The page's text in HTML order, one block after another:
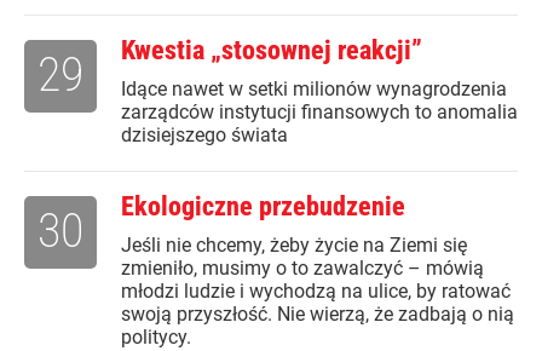
Kwestia „stosownej reakcji”
Idące nawet w setki milionów wynagrodzenia
zarządców instytucji finansowych to anomalia
dzisiejszego świata
29
Ekologiczne przebudzenie
Jeśli nie chcemy, żeby życie na Ziemi się
zmieniło, musimy o to zawalczyć – mówią
młodzi ludzie i wychodzą na ulice, by ratować
swoją przyszłość. Nie wierzą, że zadbają o nią
politycy.
30